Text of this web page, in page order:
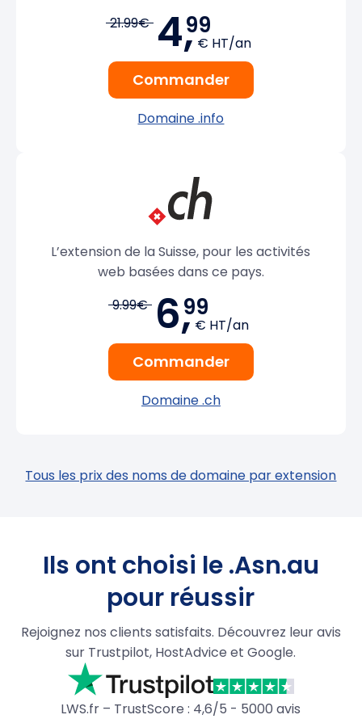
21.99€ 4,99
€ HT/an
Commander
Domaine .info
L’extension de la Suisse, pour les activités
web basées dans ce pays.
9.99€ 6,99
€ HT/an
Commander
Domaine .ch
Tous les prix des noms de domaine par extension
Ils ont choisi le .Asn.au
pour réussir
Rejoignez nos clients satisfaits. Découvrez leur avis
sur Trustpilot, HostAdvice et Google.
LWS.fr – TrustScore : 4,6/5 - 5000 avis